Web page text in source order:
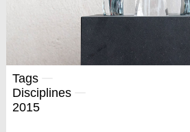
Tags
Disciplines
2015